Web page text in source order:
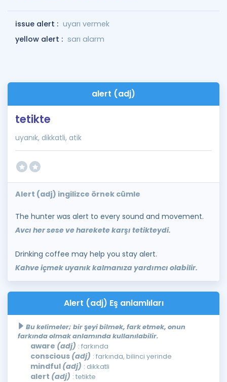
issue alert : uyarı vermek
yellow alert : sarı alarm
alert (adj)
tetikte
uyanık, dikkatli, atik
Alert (adj) ingilizce örnek cümle
The hunter was alert to every sound and movement.
Avcı her sese ve harekete karşı tetikteydi.
Drinking coffee may help you stay alert.
Kahve içmek uyanık kalmanıza yardımcı olabilir.
Alert (adj) Eş anlamlıları
Bu kelimeler; bir şeyi bilmek, fark etmek, onun
farkında olmak anlamında kullanılabilir.
aware (adj) : farkında
conscious (adj) : farkında, bilinci yerinde
mindful (adj) : dikkatli
alert (adj) : tetikte